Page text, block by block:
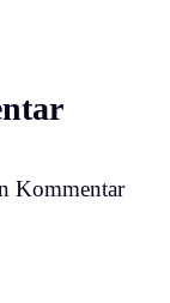
Kommentar